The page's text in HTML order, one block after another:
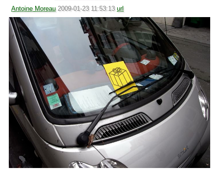
Antoine Moreau 2009-01-23 11:53:13 url